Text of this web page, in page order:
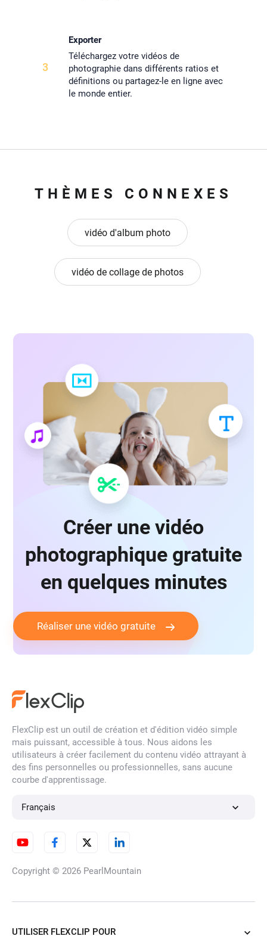
3
Exporter
Téléchargez votre vidéos de
photographie dans différents ratios et
définitions ou partagez-le en ligne avec
le monde entier.
THÈMES CONNEXES
vidéo d'album photo
vidéo de collage de photos
Créer une vidéo
photographique gratuite
en quelques minutes
Réaliser une vidéo gratuite
FlexClip est un outil de création et d'édition vidéo simple
mais puissant, accessible à tous. Nous aidons les
utilisateurs à créer facilement du contenu vidéo attrayant à
des fins personnelles ou professionnelles, sans aucune
courbe d'apprentissage.
Français
Copyright © 2026 PearlMountain
UTILISER FLEXCLIP POUR